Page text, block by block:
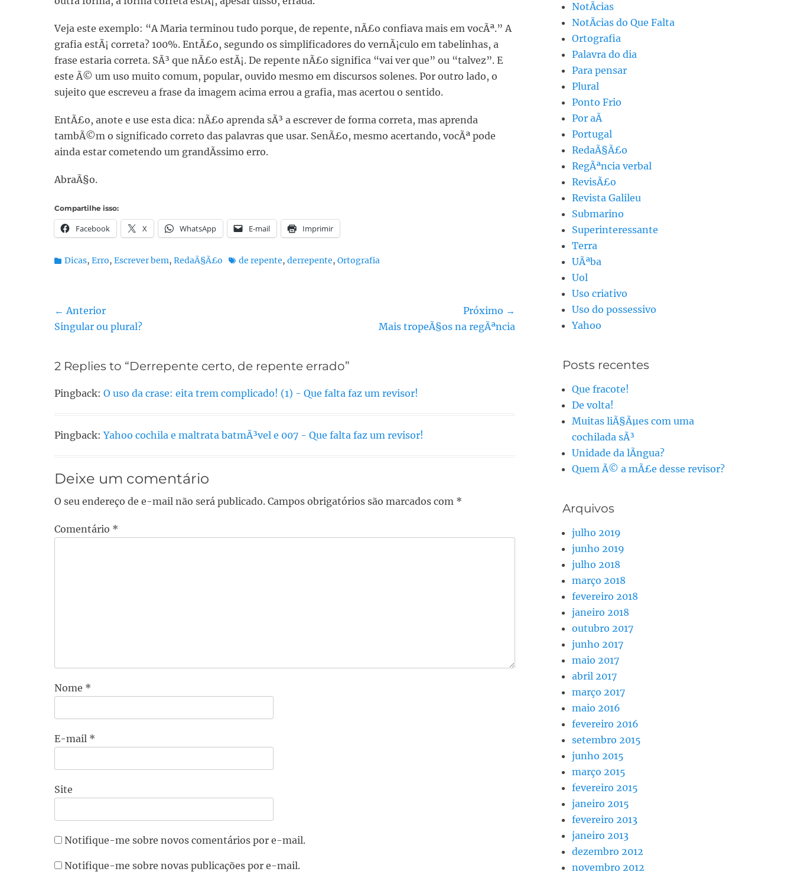
Veja este exemplo: “A Maria terminou tudo porque, de repente, nÃ£o confiava mais em vocÃª.” A
grafia estÃ¡ correta? 100%. EntÃ£o, segundo os simplificadores do vernÃ¡culo em tabelinhas, a
frase estaria correta. SÃ³ que nÃ£o estÃ¡. De repente nÃ£o significa “vai ver que” ou “talvez”. E
este Ã© um uso muito comum, popular, ouvido mesmo em discursos solenes. Por outro lado, o
sujeito que escreveu a frase da imagem acima errou a grafia, mas acertou o sentido.
EntÃ£o, anote e use esta dica: nÃ£o aprenda sÃ³ a escrever de forma correta, mas aprenda
tambÃ©m o significado correto das palavras que usar. SenÃ£o, mesmo acertando, vocÃª pode
ainda estar cometendo um grandÃ­ssimo erro.
AbraÃ§o.
Compartilhe isso:
Facebook X WhatsApp E-mail Imprimir
Categorias:
Dicas, Erro, Escrever bem, RedaÃ§Ã£o Tags:de repente, derrepente, Ortografia
Navegação
de
← Anterior
Post
Singular ou plural?
Próximo →
Mais tropeÃ§os na regÃªncia
2 Replies to “Derrepente certo, de repente errado”
Pingback: O uso da crase: eita trem complicado! (1) - Que falta faz um revisor!
Pingback:Yahoo cochila e maltrata batmÃ³vel e 007 - Que falta faz um revisor!
Deixe um comentário
O seu endereço de e-mail não será publicado. Campos obrigatórios são marcados com *
Comentário *
Nome *
E-mail *
Site
Notifique-me sobre novos comentários por e-mail.
Notifique-me sobre novas publicações por e-mail.
NotÃ­cias
NotÃ­cias do Que Falta
Ortografia
Palavra do dia
Para pensar
Plural
Ponto Frio
Por aÃ­
Portugal
RedaÃ§Ã£o
RegÃªncia verbal
RevisÃ£o
Revista Galileu
Submarino
Superinteressante
Terra
UÃªba
Uol
Uso criativo
Uso do possessivo
Yahoo
Posts recentes
Que fracote!
De volta!
Muitas liÃ§Ãµes com uma
cochilada sÃ³
Unidade da lÃ­ngua?
Quem Ã© a mÃ£e desse revisor?
Arquivos
julho 2019
junho 2019
julho 2018
março 2018
fevereiro 2018
janeiro 2018
outubro 2017
junho 2017
maio 2017
abril 2017
março 2017
maio 2016
fevereiro 2016
setembro 2015
junho 2015
março 2015
fevereiro 2015
janeiro 2015
fevereiro 2013
janeiro 2013
dezembro 2012
novembro 2012